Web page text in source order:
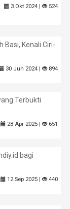
3 Okt 2024 | 524
Basi, Kenali Ciri-
30 Jun 2024 | 894
Terbukti
28 Apr 2025 | 651
bagi
12 Sep 2025 | 440